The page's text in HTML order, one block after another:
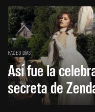
HACE 3 DÍAS
Así fue la
secreta de